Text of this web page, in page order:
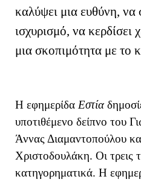
καλύψει μια ευθύνη, να
ισχυρισμό, να κερδίσει
μια σκοπιμότητα με το
Η εφημερίδα Εστία
υποτιθέμενο δείπνο του
Άννας Διαμαντοπούλου
Χριστοδουλάκη. Οι τρεις
κατηγορηματικά. Η